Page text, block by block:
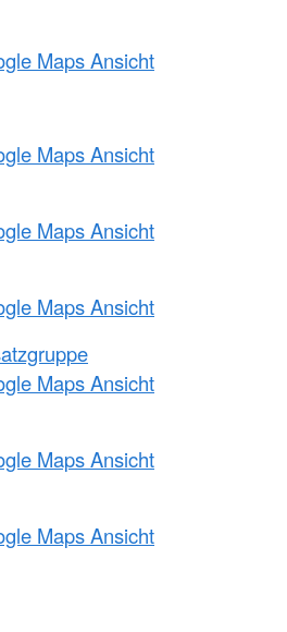
Maps Ansicht
Maps Ansicht
Maps Ansicht
Maps Ansicht
Maps Ansicht
Maps Ansicht
Maps Ansicht